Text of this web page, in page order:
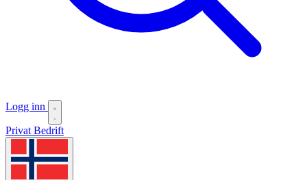
Logg inn
Privat Bedrift